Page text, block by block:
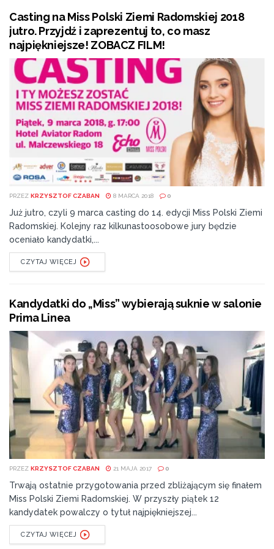
Casting na Miss Polski Ziemi Radomskiej 2018
jutro. Przyjdź i zaprezentuj to, co masz
najpiękniejsze! ZOBACZ FILM!
PRZEZ KRZYSZTOF CZABAN 8 MARCA 2018 0
Już jutro, czyli 9 marca casting do 14. edycji Miss Polski Ziemi
Radomskiej. Kolejny raz kilkunastoosobowe jury będzie
oceniało kandydatki,...
CZYTAJ WIĘCEJ
Kandydatki do „Miss” wybierają suknie w salonie
Prima Linea
PRZEZ KRZYSZTOF CZABAN 21 MAJA 2017 0
Trwają ostatnie przygotowania przed zbliżającym się finałem
Miss Polski Ziemi Radomskiej. W przyszły piątek 12
kandydatek powalczy o tytuł najpiękniejszej...
CZYTAJ WIĘCEJ